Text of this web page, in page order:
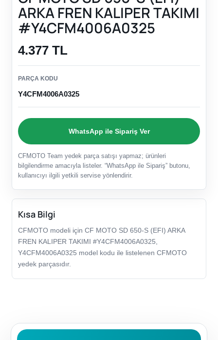
ARKA FREN KALIPER TAKIMI
#Y4CFM4006A0325
4.377 TL
PARÇA KODU
Y4CFM4006A0325
WhatsApp ile Sipariş Ver
CFMOTO Team yedek parça satışı yapmaz; ürünleri
bilgilendirme amacıyla listeler. “WhatsApp ile Sipariş” butonu,
kullanıcıyı ilgili yetkili servise yönlendirir.
Kısa Bilgi
CFMOTO modeli için CF MOTO SD 650-S (EFI) ARKA
FREN KALIPER TAKIMI #Y4CFM4006A0325,
Y4CFM4006A0325 model kodu ile listelenen CFMOTO
yedek parçasıdır.